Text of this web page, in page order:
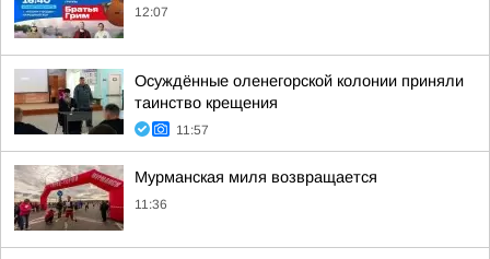
12:07
Осуждённые оленегорской колонии приняли
таинство крещения
11:57
Мурманская миля возвращается
11:36